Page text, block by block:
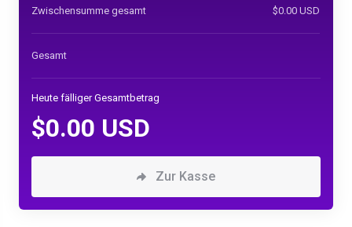
Zwischensumme gesamt $0.00 USD
Gesamt
Heute fälliger Gesamtbetrag
$0.00 USD
Zur Kasse